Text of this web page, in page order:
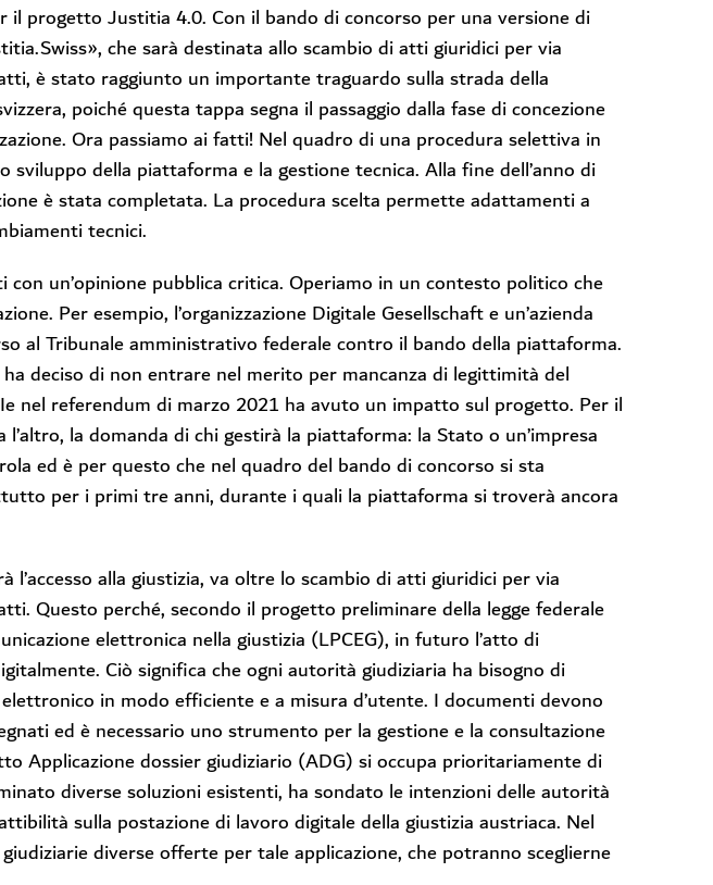
progetto Justitia 4.0. Con il bando di concorso per una versione di
che sarà destinata allo scambio di atti giuridici per via
è stato raggiunto un importante traguardo sulla strada della
poiché questa tappa segna il passaggio dalla fase di concezione
Ora passiamo ai fatti! Nel quadro di una procedura selettiva in
della piattaforma e la gestione tecnica. Alla fine dell’anno di
è stata completata. La procedura scelta permette adattamenti a
tecnici.
un’opinione pubblica critica. Operiamo in un contesto politico che
Per esempio, l’organizzazione Digitale Gesellschaft e un’azienda
al Tribunale amministrativo federale contro il bando della piattaforma.
deciso di non entrare nel merito per mancanza di legittimità del
nel referendum di marzo 2021 ha avuto un impatto sul progetto. Per il
la domanda di chi gestirà la piattaforma: la Stato o un’impresa
ed è per questo che nel quadro del bando di concorso si sta
per i primi tre anni, durante i quali la piattaforma si troverà ancora
l’accesso alla giustizia, va oltre lo scambio di atti giuridici per via
Questo perché, secondo il progetto preliminare della legge federale
elettronica nella giustizia (LPCEG), in futuro l’atto di
Ciò significa che ogni autorità giudiziaria ha bisogno di
in modo efficiente e a misura d’utente. I documenti devono
ed è necessario uno strumento per la gestione e la consultazione
Applicazione dossier giudiziario (ADG) si occupa prioritariamente di
diverse soluzioni esistenti, ha sondato le intenzioni delle autorità
sulla postazione di lavoro digitale della giustizia austriaca. Nel
diverse offerte per tale applicazione, che potranno sceglierne